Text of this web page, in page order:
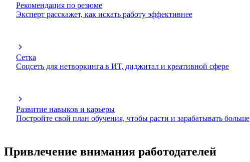
Рекомендация по резюме
Эксперт расскажет, как искать работу эффективнее
Сетка
Соцсеть для нетворкинга в ИТ, диджитал и креативной сфере
Развитие навыков и карьеры
Постройте свой план обучения, чтобы расти и зарабатывать больше
Привлечение внимания работодателей